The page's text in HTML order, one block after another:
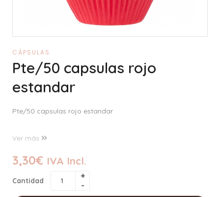
CÁPSULAS
Pte/50 capsulas rojo
estandar
Pte/50 capsulas rojo estandar
Ver más
3,30€ IVA Incl.
Cantidad